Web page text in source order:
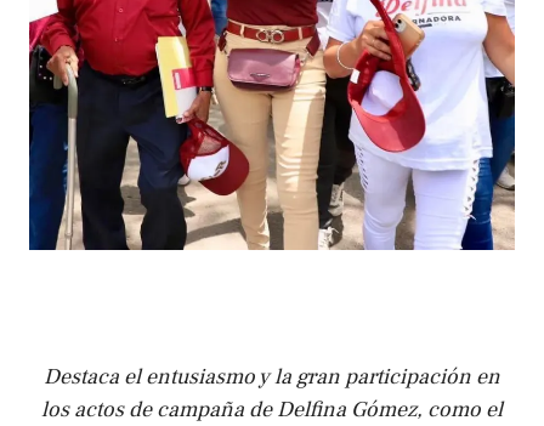
Destaca el entusiasmo y la gran participación en
los actos de campaña de Delfina Gómez, como el